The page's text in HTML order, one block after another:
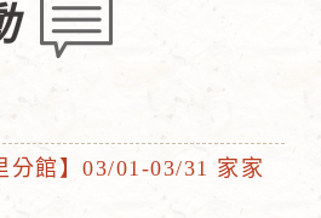
分館】03/01-03/31 家家